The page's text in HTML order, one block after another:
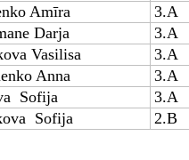
Amīra
3.A
Darja
3.A
Vasilisa
3.A
Anna
3.A
Sofija
3.A
Sofija
2.B